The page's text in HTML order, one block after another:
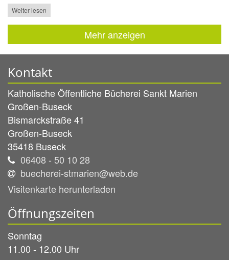
Weiter lesen
Mehr anzeigen
Kontakt
Katholische Öffentliche Bücherei Sankt Marien
Großen-Buseck
Bismarckstraße 41
Großen-Buseck
35418 Buseck
06408 - 50 10 28
buecherei-stmarien@web.de
Visitenkarte herunterladen
Öffnungszeiten
Sonntag
11.00 - 12.00 Uhr